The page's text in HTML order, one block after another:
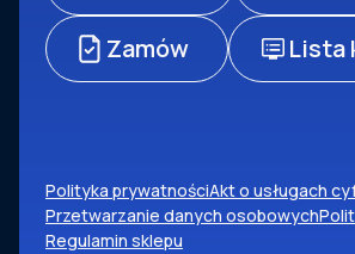
Zamów Lista
Polityka prywatnościAkt o usługach
Przetwarzanie danych osobowych
Regulamin sklepu